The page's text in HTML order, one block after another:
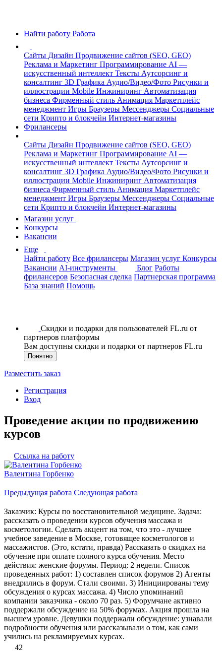
Найти работу Работа
Сайты Дизайн Продвижение сайтов (SEO, GEO)
Реклама и Маркетинг Программирование AI —
искусственный интеллект Тексты Аутсорсинг и
консалтинг 3D Графика Аудио/Видео/Фото Рисунки и
иллюстрации Mobile Инжиниринг Автоматизация
бизнеса Фирменный стиль Анимация Маркетплейс
менеджмент Игры Браузеры Мессенджеры Социальные
сети Крипто и блокчейн Интернет-магазины
Фрилансеры
Сайты Дизайн Продвижение сайтов (SEO, GEO)
Реклама и Маркетинг Программирование AI —
искусственный интеллект Тексты Аутсорсинг и
консалтинг 3D Графика Аудио/Видео/Фото Рисунки и
иллюстрации Mobile Инжиниринг Автоматизация
бизнеса Фирменный стиль Анимация Маркетплейс
менеджмент Игры Браузеры Мессенджеры Социальные
сети Крипто и блокчейн Интернет-магазины
Магазин услуг
Конкурсы
Вакансии
Еще
Найти работу Все фрилансеры Магазин услуг Конкурсы
Вакансии AI-инструменты Блог Работы
фрилансеров Безопасная сделка Партнерская программа
База знаний Помощь
Скидки и подарки для пользователей FL.ru от
партнеров платформы
Вам доступны скидки и подарки от партнеров FL.ru
Понятно
Разместить заказ
Регистрация
Вход
Проведение акции по продвижению
курсов
Ссылка на работу
Валентина Горбенко
Предыдущая работа Следующая работа
Заказчик: Курсы по восстановительной медицине. Задача:
рассказать о проведении курсов обучения массажа и
косметологии. Сделать акцент на том, что это - лучшее
учебное заведение в Москве, готовящее косметологов и
массажистов. (Это, кстати, правда) Рассказать о скидках на
обучение при оплате полного курса обучения. Место
действия: женские форумы. Период: 2 недели. Список
проведенных работ: 1) составлен список форумов 2) Агенты
внедрились в форум. Стали своими. 3) Инициированы тему
обсуждения о курсах массажа. 4) Число упоминаний
компании заказчика - около 70 раз. 5) Форумчане активно
поддержали обсуждение на 50% форумах. Акция прошла на
высшем уровне. Девушки поддержали обсуждение: узнавали
подробности обучения или рассказывали о том, как сами
учились на рекламируемых курсах.
42